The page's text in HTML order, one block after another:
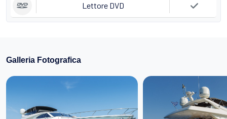
Lettore DVD
Galleria Fotografica